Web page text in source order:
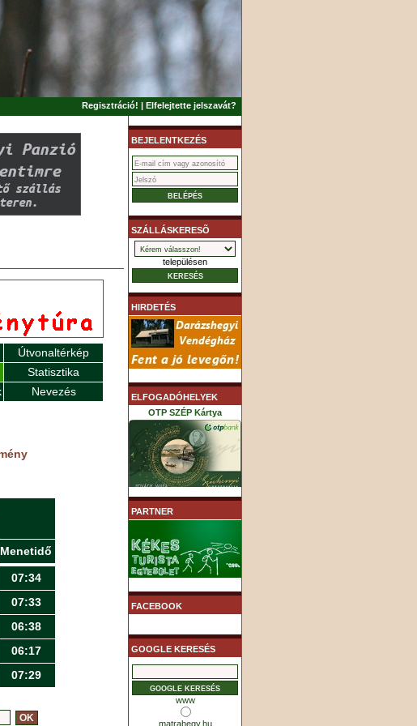
Regisztráció! | Elfelejtette jelszavát?
Útvonaltérkép
Statisztika
Nevezés
Menetidő
07:34
07:33
06:38
06:17
07:29
BEJELENTKEZÉS
SZÁLLÁSKERESÕ
településen
HIRDETÉS
ELFOGADÓHELYEK
OTP SZÉP Kártya
K&H SZÉP Kártya
PARTNER
FACEBOOK
GOOGLE KERESÉS
www
matrahegy.hu